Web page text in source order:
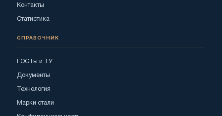
Контакты
Статистика
СПРАВОЧНИК
ГОСТы и ТУ
Документы
Технология
Марки стали